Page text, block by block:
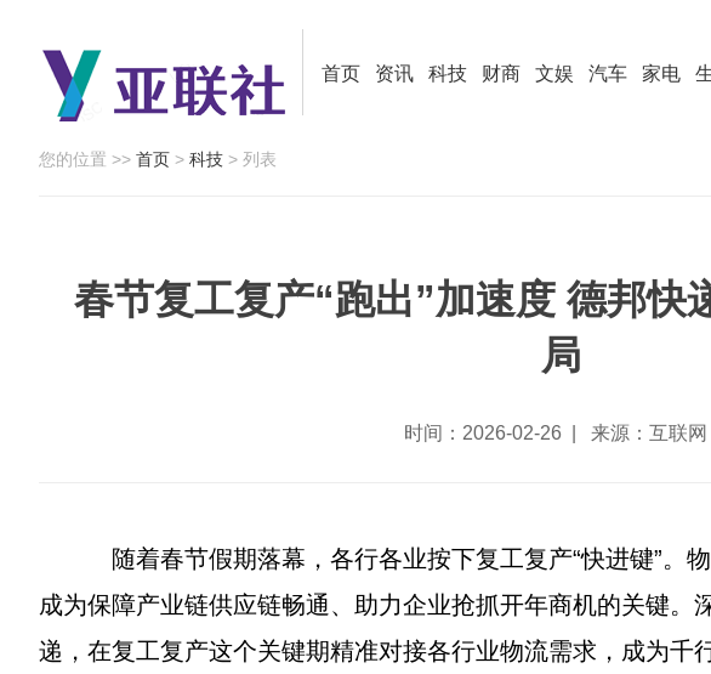
首页 资讯 科技 财商 文娱 汽车 家电
您的位置 >> 首页 > 科技 > 列表
春节复工复产“跑出”加速度 德邦快
局
时间：2026-02-26 | 来源：互联网
随着春节假期落幕，各行各业按下复工复产“快进键”。物
成为保障产业链供应链畅通、助力企业抢抓开年商机的关键。
递，在复工复产这个关键期精准对接各行业物流需求，成为千